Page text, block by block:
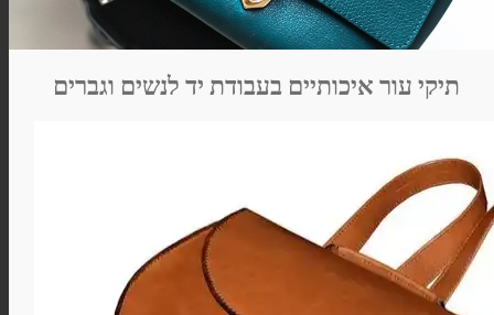
תיקי עור איכותיים בעבודת יד לנשים וגברים